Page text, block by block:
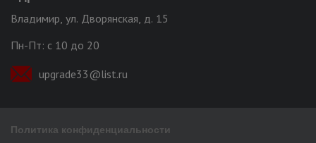
Владимир, ул. Дворянская, д. 15
Пн-Пт: с 10 до 20
upgrade33@list.ru
Политика конфиденциальности